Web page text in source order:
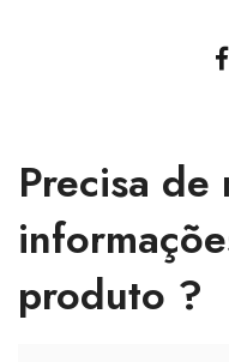
Precisa de
produto ?